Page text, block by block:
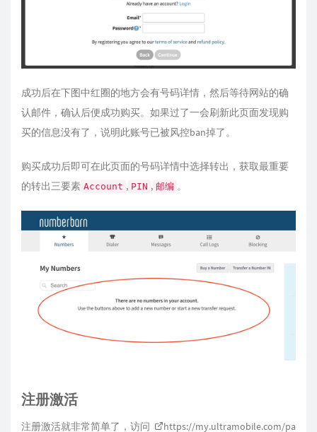
成功后在下图中红圈的地方会有号码详情，然后等待网站的确
认邮件，确认后便成功购买。如果过了一会刷新此页面发现购
买的信息没有了，说明此账号已被风控ban掉了。
购买成功后即可在此页面的号码详情中选择转出，获取最重要
的转出三要素 Account , PIN , 邮编 。
注册激活
注册激活就非常简单了，访问 https://my.ultramobile.com/pa